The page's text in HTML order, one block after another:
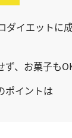
ダイエットに
ず、お菓子も
ポイントは